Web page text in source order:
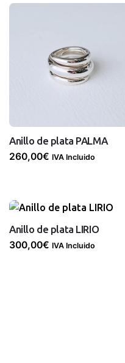
Anillo de plata PALMA
260,00€ IVA Incluido
Anillo de plata LIRIO
300,00€ IVA Incluido